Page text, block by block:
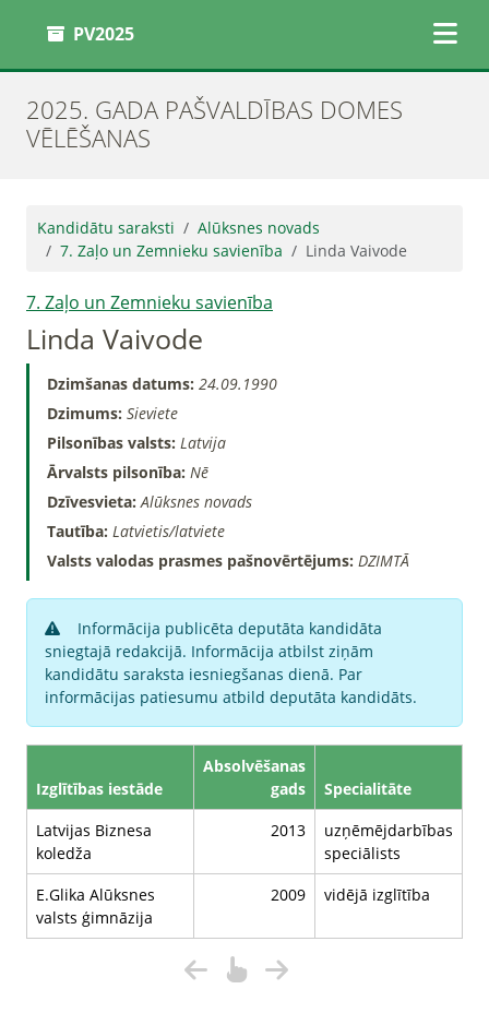
PV2025
2025. GADA PAŠVALDĪBAS DOMES
VĒLĒŠANAS
Kandidātu saraksti
Alūksnes novads
7. Zaļo un Zemnieku savienība
Linda Vaivode
7. Zaļo un Zemnieku savienība
Linda Vaivode
Dzimšanas datums: 24.09.1990
Dzimums: Sieviete
Pilsonības valsts: Latvija
Ārvalsts pilsonība: Nē
Dzīvesvieta:Alūksnes novads
Tautība: Latvietis/latviete
Valsts valodas prasmes pašnovērtējums: DZIMTĀ
Informācija publicēta deputāta kandidāta
sniegtajā redakcijā. Informācija atbilst ziņām
kandidātu saraksta iesniegšanas dienā. Par
informācijas patiesumu atbild deputāta kandidāts.
Izglītības iestāde
Absolvēšanas
gads
Specialitāte
Latvijas Biznesa
koledža
2013
uzņēmējdarbības
speciālists
E.Glika Alūksnes
valsts ģimnāzija
2009 vidējā izglītība